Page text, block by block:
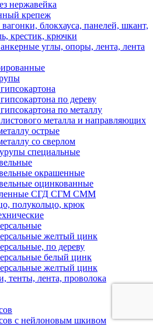
нержавейка
крепеж
блокхауса, панелей, шкант,
крестик, крючки
углы, опоры, лента, лента
по дереву
по металлу
металла и направляющих
острые
со сверлом
специальные
окрашенные
оцинкованные
СГД СГМ СММ
полукольцо, крюк
желтый цинк
по дереву
белый цинк
желтый цинк
тенты, лента, проволока
с нейлоновым шкивом